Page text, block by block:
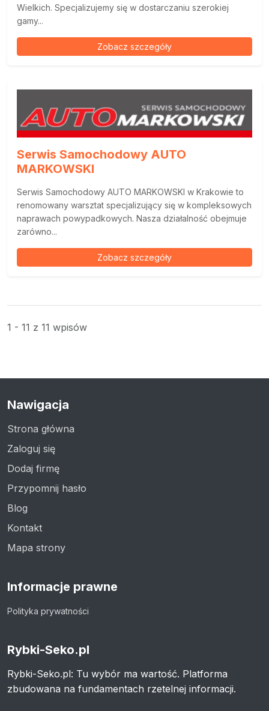
Wielkich. Specjalizujemy się w dostarczaniu szerokiej
gamy...
Zobacz szczegóły
Serwis Samochodowy AUTO
MARKOWSKI
Serwis Samochodowy AUTO MARKOWSKI w Krakowie to
renomowany warsztat specjalizujący się w kompleksowych
naprawach powypadkowych. Nasza działalność obejmuje
zarówno...
Zobacz szczegóły
1 - 11 z 11 wpisów
Nawigacja
Strona główna
Zaloguj się
Dodaj firmę
Przypomnij hasło
Blog
Kontakt
Mapa strony
Informacje prawne
Polityka prywatności
Rybki-Seko.pl
Rybki-Seko.pl: Tu wybór ma wartość. Platforma
zbudowana na fundamentach rzetelnej informacji.